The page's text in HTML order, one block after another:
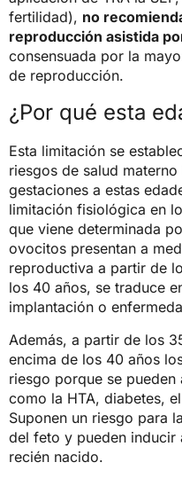
fertilidad), no
reproducción asistida
consensuada por la
de reproducción.
¿Por qué esta
Esta limitación se
riesgos de salud
gestaciones a estas
limitación fisiológica en
que viene determinada
ovocitos presentan a
reproductiva a partir de
los 40 años, se traduce
implantación o
Además, a partir de los
encima de los 40 años
riesgo porque se
como la HTA, diabetes,
Suponen un riesgo para
del feto y pueden inducir
recién nacido.